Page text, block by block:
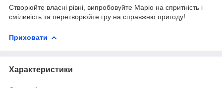
Створюйте власні рівні, випробовуйте Маріо на спритність і
сміливість та перетворюйте гру на справжню пригоду!
Приховати
Характеристики